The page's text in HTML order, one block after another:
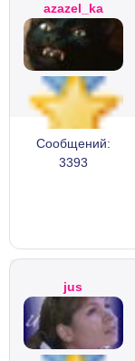
azazel_ka
Сообщений:
3393
jus